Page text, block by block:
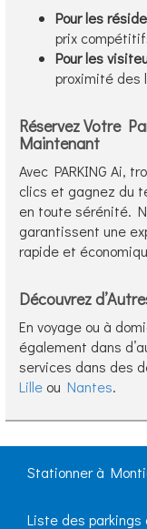
Pour les
prix
Pour les
proximité des
Réservez Votre
Maintenant
Avec PARKING Ai,
clics et gagnez du
en toute sérénité.
garantissent une
rapide et
Découvrez
En voyage ou à
également dans
services dans des
Lille ou Nantes.
Stationner à
Liste des parkings